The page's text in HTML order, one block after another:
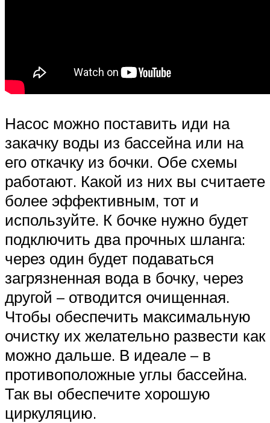
Насос можно поставить иди на
закачку воды из бассейна или на
его откачку из бочки. Обе схемы
работают. Какой из них вы считаете
более эффективным, тот и
используйте. К бочке нужно будет
подключить два прочных шланга:
через один будет подаваться
загрязненная вода в бочку, через
другой – отводится очищенная.
Чтобы обеспечить максимальную
очистку их желательно развести как
можно дальше. В идеале – в
противоположные углы бассейна.
Так вы обеспечите хорошую
циркуляцию.